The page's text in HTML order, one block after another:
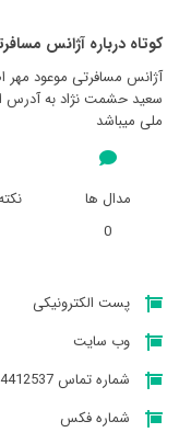
کوتاه درباره آژانس
آژانس مسافرتی موعود مهر
سعيد حشمت نژاد به آدرس
ملی میباشد
مدال ها
0
پست الکترونیکی
وب سایت
شماره تماس 4412537
شماره فکس